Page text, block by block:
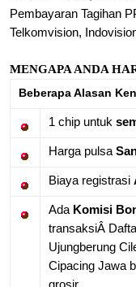
Pembayaran Tagihan
Telkomvision,
MENGAPA ANDA
Beberapa Alasan
1 chip untuk
Harga pulsa
Biaya registrasi
Ada Komisi
transaksiÂ
Ujungberung
Cipacing Jawa
grosir